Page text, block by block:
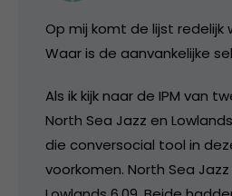
Op mij komt de lijst redelijk
Waar is de aanvankelijke
Als ik kijk naar de IPM van
North Sea Jazz en
die conversocial tool in
voorkomen. North Sea